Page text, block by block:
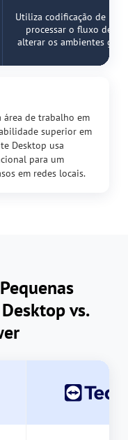
Utiliza codificação de
processar o fluxo de
alterar os ambientes
área de trabalho em
superior em
Desktop usa
para um
em redes locais.
vs.